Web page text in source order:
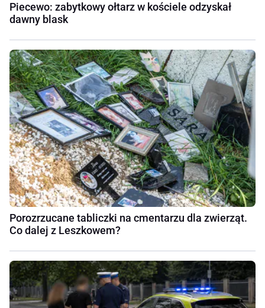
Piecewo: zabytkowy ołtarz w kościele odzyskał
dawny blask
Porozrzucane tabliczki na cmentarzu dla zwierząt.
Co dalej z Leszkowem?